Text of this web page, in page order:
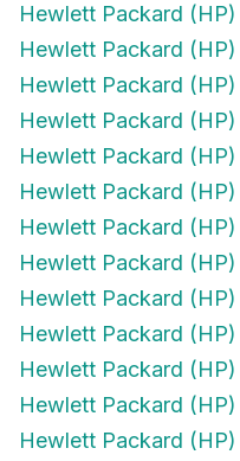
Hewlett Packard
Hewlett Packard
Hewlett Packard
Hewlett Packard
Hewlett Packard
Hewlett Packard
Hewlett Packard
Hewlett Packard (HP)
Hewlett Packard
Hewlett Packard
Hewlett Packard
Hewlett Packard
Hewlett Packard